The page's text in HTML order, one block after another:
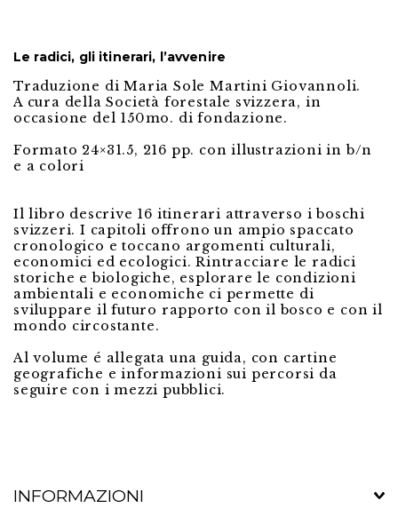
Le radici, gli itinerari, l’avvenire
Traduzione di Maria Sole Martini Giovannoli.
A cura della Società forestale svizzera, in
occasione del 150mo. di fondazione.
Formato 24×31.5, 216 pp. con illustrazioni in b/n
e a colori
Il libro descrive 16 itinerari attraverso i boschi
svizzeri. I capitoli offrono un ampio spaccato
cronologico e toccano argomenti culturali,
economici ed ecologici. Rintracciare le radici
storiche e biologiche, esplorare le condizioni
ambientali e economiche ci permette di
sviluppare il futuro rapporto con il bosco e con il
mondo circostante.
Al volume é allegata una guida, con cartine
geografiche e informazioni sui percorsi da
seguire con i mezzi pubblici.
INFORMAZIONI